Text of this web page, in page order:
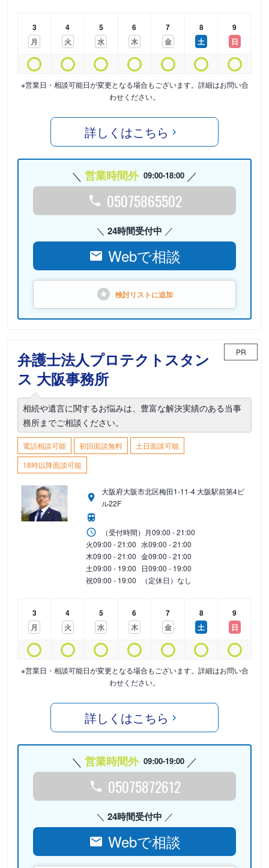
3
月
4
火
5
水
6
木
7
金
8
土
9
日
※営業日・相談可能日が変更となる場合もございます。詳細はお問い合
わせください。
詳しくはこちら
営業時間外 09:00-18:00
05075865502
24時間受付中
Webで相談
検討リストに追加
弁護士法人プロテクトスタン
ス 大阪事務所
PR
相続や遺言に関するお悩みは、豊富な解決実績のある当事
務所までご相談ください。
電話相談可能 初回面談無料
土日面談可能
18時以降面談可能
大阪府大阪市北区梅田1-11-4 大阪駅前第4ビ
ル22F
（受付時間） 月09:00 - 21:00
火09:00 - 21:00 水09:00 - 21:00
木09:00 - 21:00 金09:00 - 21:00
土09:00 - 19:00 日09:00 - 19:00
祝09:00 - 19:00 （定休日）なし
3
月
4
火
5
水
6
木
7
金
8
土
9
日
※営業日・相談可能日が変更となる場合もございます。詳細はお問い合
わせください。
詳しくはこちら
営業時間外 09:00-19:00
05075872612
24時間受付中
Webで相談